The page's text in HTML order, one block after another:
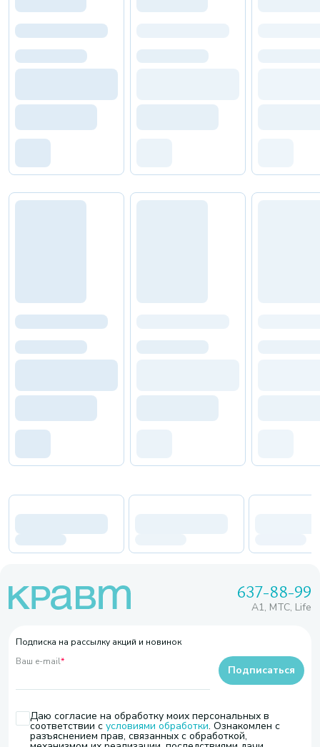
637-88-99
A1, МТС, Life
Подписка на рассылку акций и новинок
Ваш e-mail*
Даю согласие на обработку моих персональных в
соответствии с условиями обработки. Ознакомлен с
разъяснением прав, связанных с обработкой,
Подписаться